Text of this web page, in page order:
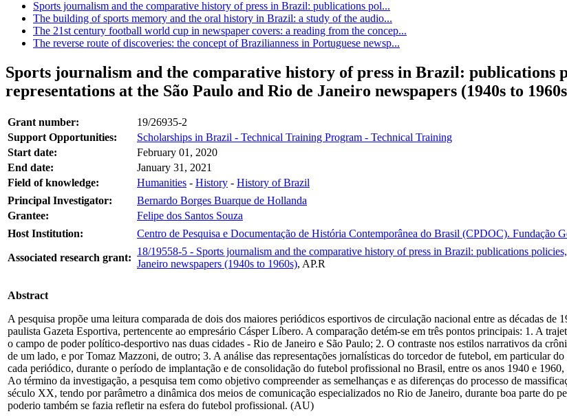
Sports journalism and the comparative history of press in Brazil: publications pol...
The building of sports memory and the oral history in Brazil: a study of the audio...
The 21st century football world cup in newspaper covers: a reading from the concep...
The reverse route of discoveries: the concept of Brazilianness in Portuguese newsp...
Sports journalism and the comparative history of press in Brazil: publications
representations at the São Paulo and Rio de Janeiro newspapers (1940s to
Grant number:
19/26935-2
Support Opportunities:
Scholarships in Brazil - Technical Training Program - Technical Training
Start date:
February 01, 2020
End date:
January 31, 2021
Field of knowledge:
Humanities - History - History of Brazil
Principal Investigator:
Bernardo Borges Buarque de Hollanda
Grantee:
Felipe dos Santos Souza
Host Institution:
Centro de Pesquisa e Documentação de História Contemporânea do Brasil (CPDOC). Fundação
Associated research grant:
18/19558-5 - Sports journalism and the comparative history of press in Brazil: publications
Janeiro newspapers (1940s to 1960s), AP.R
Abstract
A pesquisa propõe uma leitura comparada de dois dos maiores periódicos esportivos de circulação nacional entre as décadas
paulista Gazeta Esportiva, pertencente ao empresário Cásper Líbero. A comparação detém-se em três pontos principais: 1. A
o campo de poder político-desportivo nas duas cidades - Rio de Janeiro e São Paulo; 2. O contraste nos estilos narrativos da
de um lado, e por Tomaz Mazzoni, de outro; 3. A análise das representações jornalísticas do torcedor de futebol, em particular
cada periódico, durante o período de implantação e de consolidação do futebol profissional no Brasil, entre os anos 1940 e
Ao término da investigação, a pesquisa tem como objetivo compreender as semelhanças e as diferenças do processo de
século XX, tendo por parâmetro a dinâmica dos meios de comunicação especializados no Rio de Janeiro, durante boa parte do
poderio também se fazia refletir na esfera do futebol profissional. (AU)